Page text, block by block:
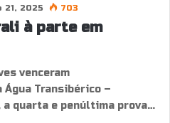
21, 2025 703
à parte em
venceram
Transibérico –
a quarta e penúltima prova…